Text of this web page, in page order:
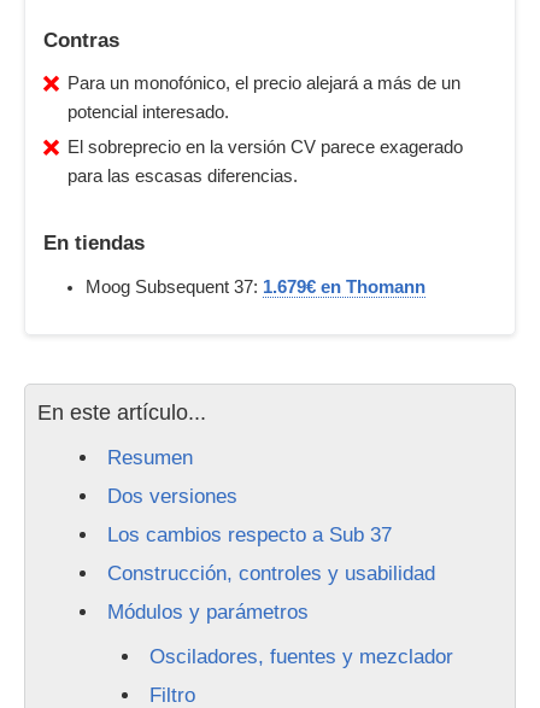
Contras
Para un monofónico, el precio alejará a más de un
potencial interesado.
El sobreprecio en la versión CV parece exagerado
para las escasas diferencias.
En tiendas
Moog Subsequent 37: 1.679€ en Thomann
En este artículo...
Resumen
Dos versiones
Los cambios respecto a Sub 37
Construcción, controles y usabilidad
Módulos y parámetros
Osciladores, fuentes y mezclador
Filtro